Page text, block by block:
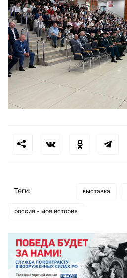
Теги: выставка
россия - моя история